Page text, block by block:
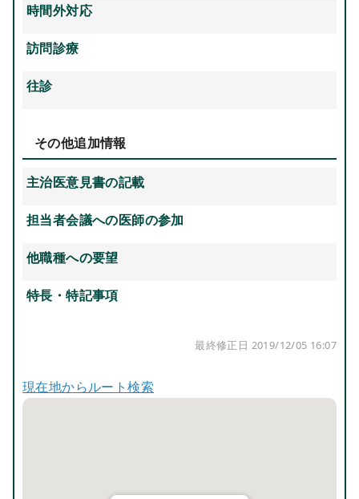
時間外対応
訪問診療
往診
その他追加情報
主治医意見書の記載
担当者会議への医師の参加
他職種への要望
特長・特記事項
最終修正日 2019/12/05 16:07
現在地からルート検索